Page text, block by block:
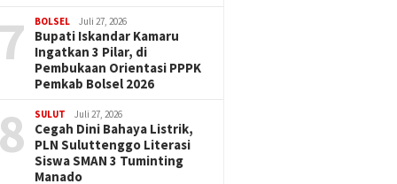
BOLSEL Juli 27, 2026
Bupati Iskandar Kamaru
Ingatkan 3 Pilar, di
Pembukaan Orientasi PPPK
Pemkab Bolsel 2026
SULUT Juli 27, 2026
Cegah Dini Bahaya Listrik,
PLN Suluttenggo Literasi
Siswa SMAN 3 Tuminting
Manado